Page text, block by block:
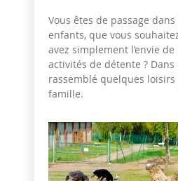
Vous êtes de passage
enfants, que vous
avez simplement l’envie
activités de détente ? Dans
rassemblé quelques
famille.